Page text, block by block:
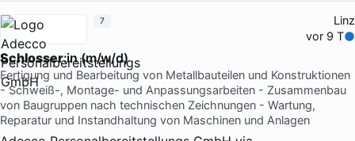
Linz
vor 9 T
Schlosser:in (m/w/d)
Fertigung und Bearbeitung von Metallbauteilen und Konstruktionen
- Schweiß-, Montage- und Anpassungsarbeiten - Zusammenbau
von Baugruppen nach technischen Zeichnungen - Wartung,
Reparatur und Instandhaltung von Maschinen und Anlagen
7